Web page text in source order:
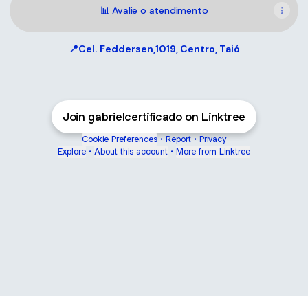
📊 Avalie o atendimento
📍Cel. Feddersen,1019, Centro, Taió
Join gabrielcertificado on Linktree
Cookie Preferences • Report • Privacy
Explore • About this account • More from Linktree